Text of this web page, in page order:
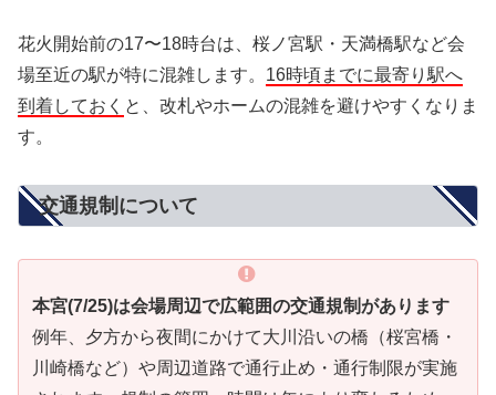
花火開始前の17〜18時台は、桜ノ宮駅・天満橋駅など会
場至近の駅が特に混雑します。 16時頃までに最寄り駅へ
到着しておく と、改札やホームの混雑を避けやすくなりま
す。
交通規制について
本宮(7/25)は会場周辺で広範囲の交通規制があります
例年、夕方から夜間にかけて大川沿いの橋（桜宮橋・
川崎橋など）や周辺道路で通行止め・通行制限が実施